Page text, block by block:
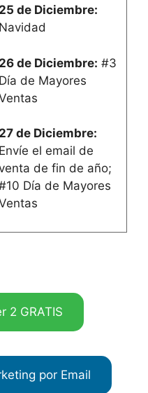
25 de Diciembre:
Navidad
26 de Diciembre: #3
Día de Mayores
27 de Diciembre:
Envíe el email de
de fin de año;
Día de Mayores
2 GRATIS
por Email